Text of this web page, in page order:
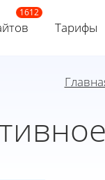
Тарифы